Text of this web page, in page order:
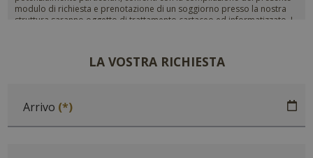
modulo di richiesta e prenotazione di un soggiorno presso la nostra
struttura saranno oggetto di trattamento cartaceo ed informatizzato. I
ALEXANDER SAS, cui potrà rivolgersi per l’esercizio dei Suoi diritti, tra
LA VOSTRA RICHIESTA
Arrivo